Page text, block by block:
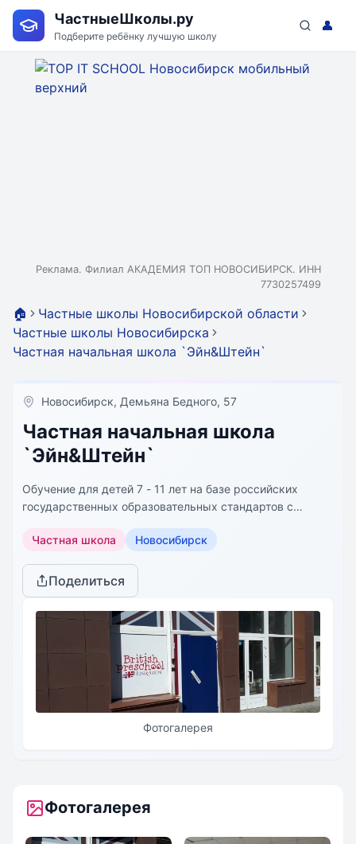
ЧастныеШколы.ру
Подберите ребёнку лучшую школу
👤
Реклама. Филиал АКАДЕМИЯ ТОП НОВОСИБИРСК. ИНН
7730257499
🏠
Частные школы Новосибирской области
Частные школы Новосибирска
Частная начальная школа `Эйн&Штейн`
Новосибирск, Демьяна Бедного, 57
Частная начальная школа
`Эйн&Штейн`
Обучение для детей 7 - 11 лет на базе российских
государственных образовательных стандартов с
Великобритании и Азии. Программы международного
Частная школа Новосибирск
Поделиться
Фотогалерея
Фотогалерея